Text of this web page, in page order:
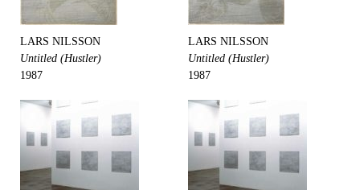
LARS NILSSON
Untitled (Hustler)
1987
LARS NILSSON
Untitled (Hustler)
1987